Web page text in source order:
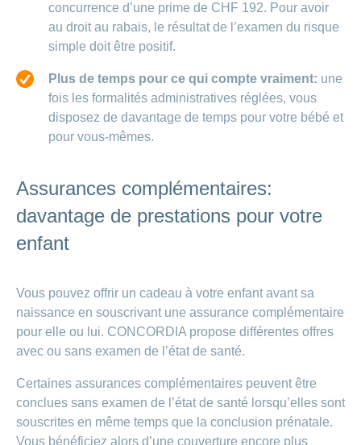
concurrence d’une prime de CHF 192. Pour avoir
au droit au rabais, le résultat de l’examen du risque
simple doit être positif.
Plus de temps pour ce qui compte vraiment: une
fois les formalités administratives réglées, vous
disposez de davantage de temps pour votre bébé et
pour vous-mêmes.
Assurances complémentaires:
davantage de prestations pour votre
enfant
Vous pouvez offrir un cadeau à votre enfant avant sa
naissance en souscrivant une assurance complémentaire
pour elle ou lui. CONCORDIA propose différentes offres
avec ou sans examen de l’état de santé.
Certaines assurances complémentaires peuvent être
conclues sans examen de l’état de santé lorsqu’elles sont
souscrites en même temps que la conclusion prénatale.
Vous bénéficiez alors d’une couverture encore plus